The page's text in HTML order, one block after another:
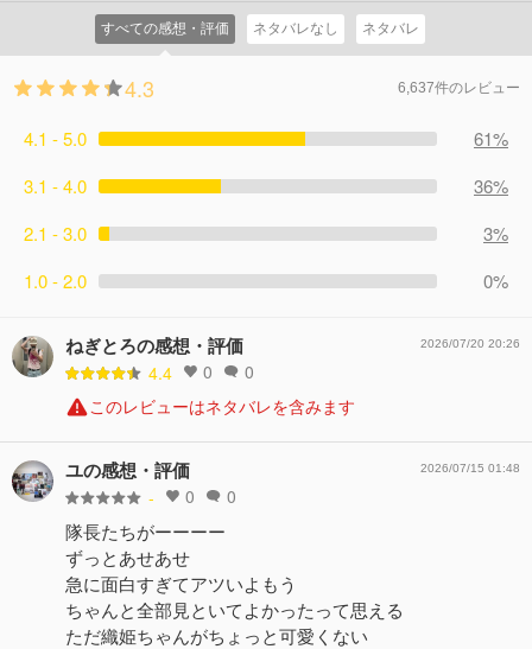
すべての感想・評価 ネタバレなし ネタバレ
4.3 6,637件のレビュー
4.1 - 5.0
61%
3.1 - 4.0
36%
2.1 - 3.0
3%
1.0 - 2.0
0%
ねぎとろの感想・評価
4.4 0 0
2026/07/20 20:26
このレビューはネタバレを含みます
ユの感想・評価
- 0 0
2026/07/15 01:48
隊長たちがーーーー
ずっとあせあせ
急に面白すぎてアツいよもう
ちゃんと全部見といてよかったって思える
ただ織姫ちゃんがちょっと可愛くない